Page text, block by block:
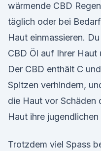
wärmende CBD
täglich oder bei
Haut einmassieren.
CBD Öl auf Ihrer Haut
Der CBD enthält C
Spitzen verhindern,
die Haut vor Schäden
Haut ihre
Trotzdem viel Spass